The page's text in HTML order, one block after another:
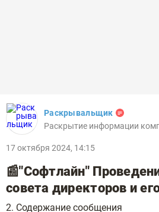
Раскрывальщик
Раскрытие информации
17 октября 2024, 14:15
📰"Софтлайн"
совета директоров и
2. Содержание сообщения